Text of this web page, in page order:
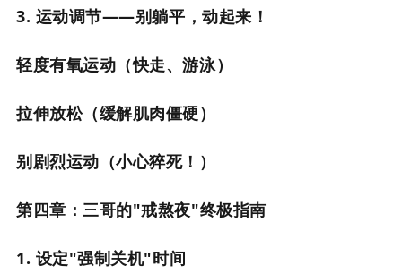
3. 运动调节——别躺平，动起来！
轻度有氧运动（快走、游泳）
拉伸放松（缓解肌肉僵硬）
别剧烈运动（小心猝死！）
第四章：三哥的"戒熬夜"终极指南
1. 设定"强制关机"时间